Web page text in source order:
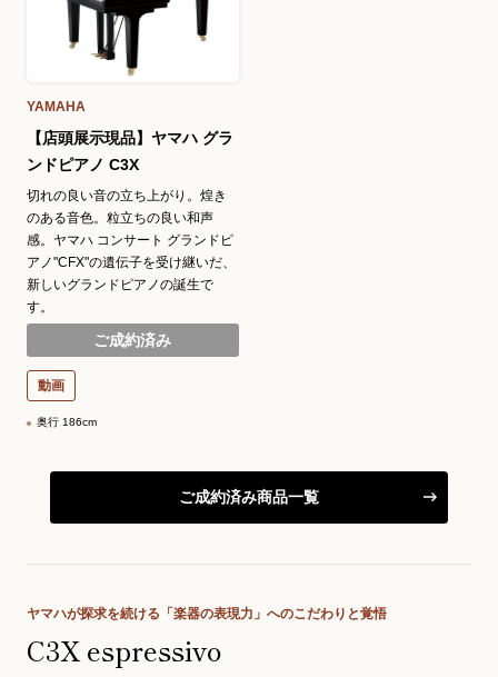
YAMAHA
【店頭展示現品】ヤマハ グラ
ンドピアノ C3X
切れの良い音の立ち上がり。煌き
のある音色。粒立ちの良い和声
感。ヤマハ コンサート グランドピ
アノ"CFX"の遺伝子を受け継いだ、
新しいグランドピアノの誕生で
す。
ご成約済み
動画
奥行 186cm
ご成約済み商品一覧
ヤマハが探求を続ける「楽器の表現力」へのこだわりと覚悟
C3X espressivo